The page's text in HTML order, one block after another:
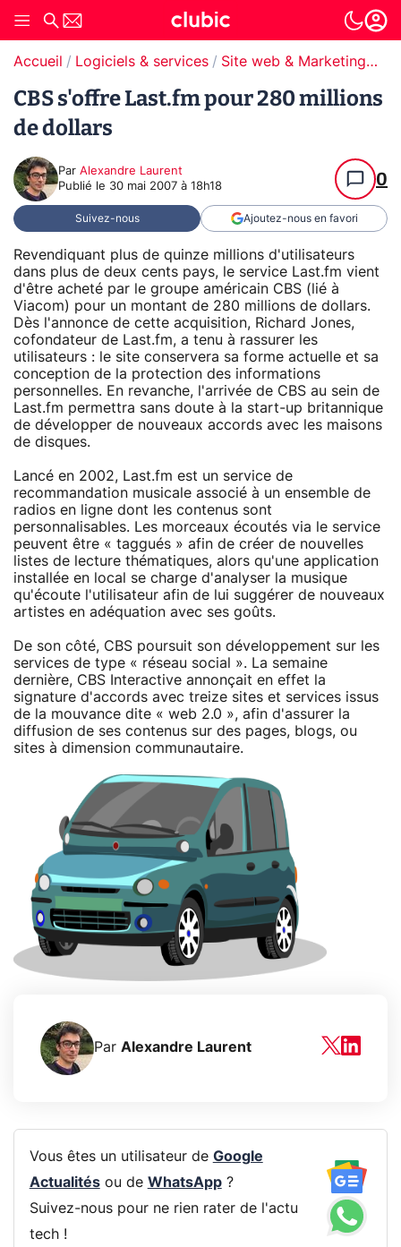
Accueil Logiciels & services Site web & Marketing Digital
CBS s'offre Last.fm pour 280 millions
de dollars
Par Alexandre Laurent
Publié le 30 mai 2007 à 18h18 0
Suivez-nous Ajoutez-nous en favori
Revendiquant plus de quinze millions d'utilisateurs
dans plus de deux cents pays, le service Last.fm vient
d'être acheté par le groupe américain CBS (lié à
Viacom) pour un montant de 280 millions de dollars.
Dès l'annonce de cette acquisition, Richard Jones,
cofondateur de Last.fm, a tenu à rassurer les
utilisateurs : le site conservera sa forme actuelle et sa
conception de la protection des informations
personnelles. En revanche, l'arrivée de CBS au sein de
Last.fm permettra sans doute à la start-up britannique
de développer de nouveaux accords avec les maisons
de disques.
Lancé en 2002, Last.fm est un service de
recommandation musicale associé à un ensemble de
radios en ligne dont les contenus sont
personnalisables. Les morceaux écoutés via le service
peuvent être « taggués » afin de créer de nouvelles
listes de lecture thématiques, alors qu'une application
installée en local se charge d'analyser la musique
qu'écoute l'utilisateur afin de lui suggérer de nouveaux
artistes en adéquation avec ses goûts.
De son côté, CBS poursuit son développement sur les
services de type « réseau social ». La semaine
dernière, CBS Interactive annonçait en effet la
signature d'accords avec treize sites et services issus
de la mouvance dite « web 2.0 », afin d'assurer la
diffusion de ses contenus sur des pages, blogs, ou
sites à dimension communautaire.
Par Alexandre Laurent
Vous êtes un utilisateur de Google
Actualitésou de WhatsApp?
Suivez-nous pour ne rien rater de l'actu
tech !